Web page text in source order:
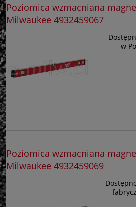
Poziomica wzmacniana
Milwaukee 4932459067
w
Poziomica wzmacniana
Milwaukee 4932459069